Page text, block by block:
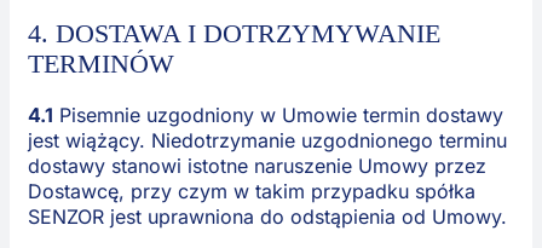
4. DOSTAWA I DOTRZYMYWANIE
TERMINÓW
4.1 Pisemnie uzgodniony w Umowie termin dostawy
jest wiążący. Niedotrzymanie uzgodnionego terminu
dostawy stanowi istotne naruszenie Umowy przez
Dostawcę, przy czym w takim przypadku spółka
SENZOR jest uprawniona do odstąpienia od Umowy.